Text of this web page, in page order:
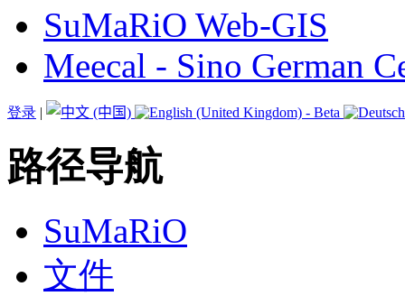
SuMaRiO Web-GIS
Meecal - Sino German
登录 |
路径导航
SuMaRiO
文件